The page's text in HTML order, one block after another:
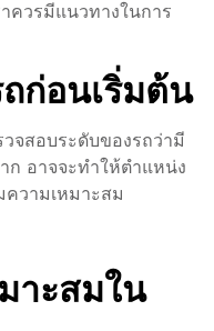
ควรมีแนวทางในการ
ก่อนเริ่มต้น
จสอบระดับของรถว่ามี
อาจจะทำให้ตำแหน่ง
ความเหมาะสม
าะสมใน